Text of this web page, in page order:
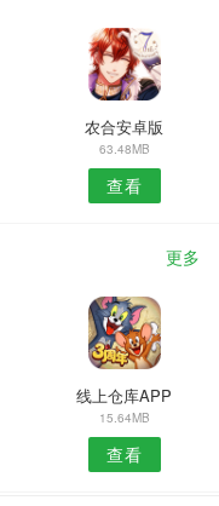
农合安卓版
63.48MB
查看
更多
线上仓库APP
15.64MB
查看